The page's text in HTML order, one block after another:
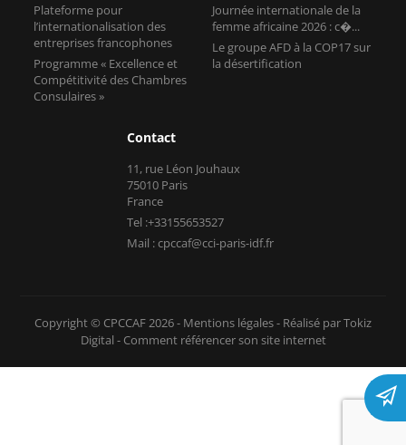
Plateforme pour
l’internationalisation des
entreprises francophones
Programme « Excellence et
Compétitivité des Chambres
Consulaires »
Journée internationale de la
femme africaine 2026 : c�...
Le groupe AFD à la COP17 sur
la désertification
Contact
11, rue Léon Jouhaux
75010 Paris
France
Tel :+33155653527
Mail : cpccaf@cci-paris-idf.fr
Copyright © CPCCAF 2026 - Mentions légales- Réalisé par Tokiz
Digital - Comment référencer son site internet